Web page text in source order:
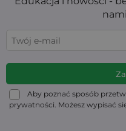
Aby poznać sposób
prywatności. Możesz wypisać